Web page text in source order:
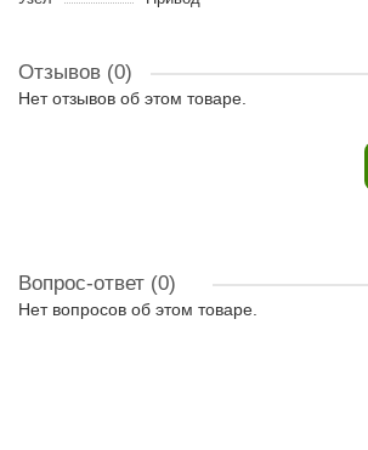
Отзывов (0)
Нет отзывов об этом товаре.
Вопрос-ответ (0)
Нет вопросов об этом товаре.